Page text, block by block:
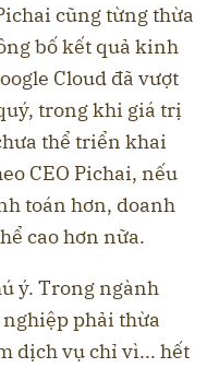
cũng từng thừa
bố kết quả kinh
Cloud đã vượt
trong khi giá trị
thể triển khai
CEO Pichai, nếu
toán hơn, doanh
cao hơn nữa.
ý. Trong ngành
phải thừa
dịch vụ chỉ vì... hết